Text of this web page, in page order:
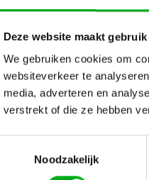
Deze website maakt
We gebruiken cookies om
websiteverkeer te
media, adverteren en
verstrekt of die ze hebben
Noodzakelijk